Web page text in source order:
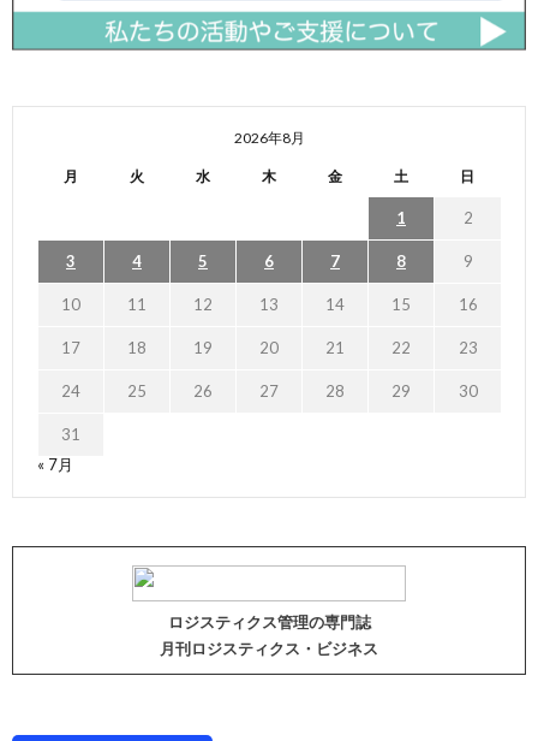
2026年8月
月 火 水 木 金 土 日
1 2
3 4 5 6 7 8 9
10 11 12 13 14 15 16
17 18 19 20 21 22 23
24 25 26 27 28 29 30
31
« 7月
ロジスティクス管理の専門誌
月刊ロジスティクス・ビジネス